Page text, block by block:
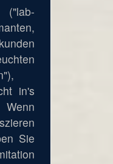
in's
Wenn
Sie